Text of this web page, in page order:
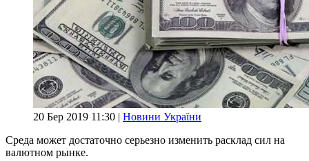
20 Бер 2019 11:30 | Новини України
Среда может достаточно серьезно изменить расклад сил на
валютном рынке.